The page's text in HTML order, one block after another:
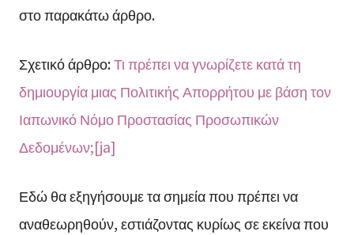
στο παρακάτω άρθρο.
Σχετικό άρθρο:Τι πρέπει να γνωρίζετε κατά τη
δημιουργία μιας Πολιτικής Απορρήτου με βάση τον
Ιαπωνικό Νόμο Προστασίας Προσωπικών
Δεδομένων;[ja]
Εδώ θα εξηγήσουμε τα σημεία που πρέπει να
αναθεωρηθούν, εστιάζοντας κυρίως σε εκείνα που